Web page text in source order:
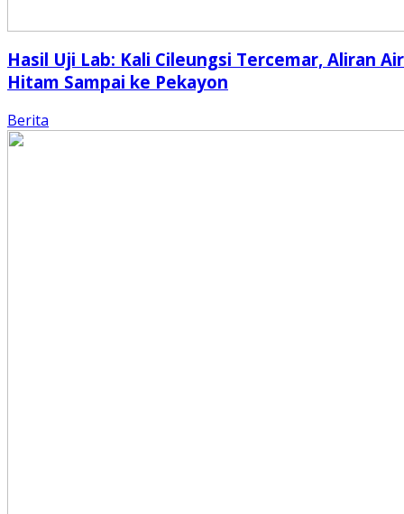
Hasil Uji Lab: Kali Cileungsi Tercemar, Aliran Air
Hitam Sampai ke Pekayon
Berita